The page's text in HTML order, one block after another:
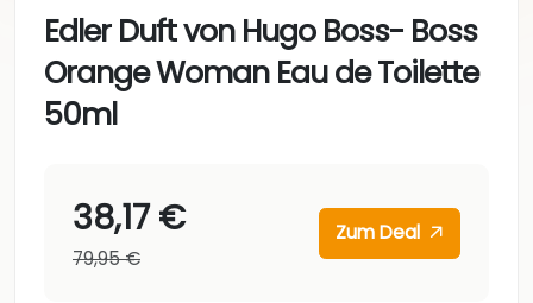
Edler Duft von Hugo Boss- Boss
Orange Woman Eau de Toilette
50ml
38,17 €
79,95 €
Zum Deal